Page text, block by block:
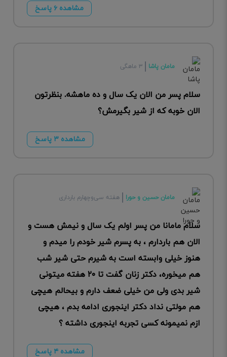
مشاهده ۶ پاسخ
مامان پاشا ۳ ماهگی
سلام پسر من الان یک سال و ده ماهشه. بنظرتون
الان خوبه که از شیر بگیرمش؟
مشاهده ۳ پاسخ
مامان حسین و حورا هفته سی‌وچهارم بارداری
سلام مامانا من پسر اولم یک سال و نیمش هست و
الان هم باردارم ، به پسرم شیر خودم را میدم و
هنوز خیلی وابسته است به شیرم حتی شیر شب
هم میخوره، دکتر زنان گفت تا ۲۰ هفته میتونی
شیر بدی ولی من خیلی ضعف دارم و بیحالم هیچی
هم مولتی نداد دکتر اینجوری ادامه بدم ، هیچی
ازم نمیمونه کسی تجربه اینجوری داشته ؟
مشاهده ۴ پاسخ